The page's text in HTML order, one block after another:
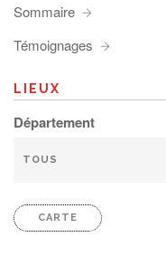
Sommaire
Témoignages
LIEUX
Département
CARTE